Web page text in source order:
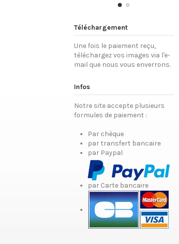
Téléchargement
Une fois le paiement reçu,
téléchargez vos images via l'e-
mail que nous vous enverrons.
Infos
Notre site accepte plusieurs
formules de paiement :
Par chèque
par transfert bancaire
par Paypal
par Carte bancaire